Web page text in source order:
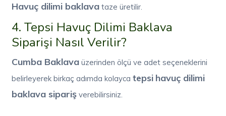
Havuç dilimi baklavataze üretilir.
4. Tepsi Havuç Dilimi Baklava
Siparişi Nasıl Verilir?
Cumba Baklavaüzerinden ölçü ve adet seçeneklerini
belirleyerek birkaç adımda kolayca tepsi havuç dilimi
baklava siparişverebilirsiniz.